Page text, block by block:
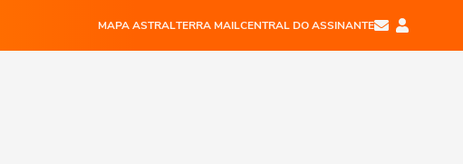
MAPA ASTRALTERRA MAILCENTRAL DO ASSINANTE